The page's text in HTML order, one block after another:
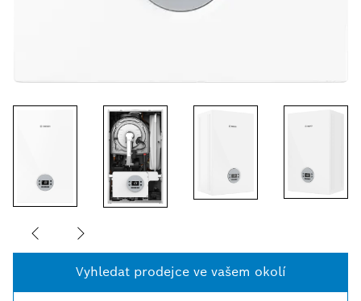
Vyhledat prodejce ve vašem okolí